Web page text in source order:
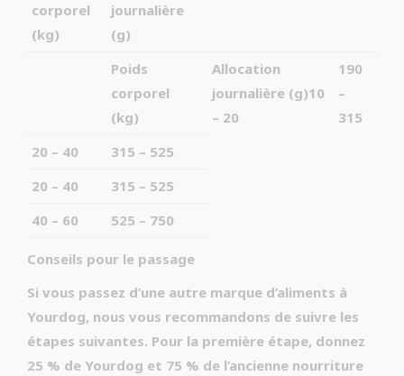
corporel
(kg)
journalière
(g)
Poids
corporel
(kg)
Allocation
journalière (g)10
– 20
190
–
315
20 – 40
315 – 525
20 – 40
315 – 525
40 – 60
525 – 750
Conseils pour le passage
Si vous passez d’une autre marque d’aliments à
Yourdog, nous vous recommandons de suivre les
étapes suivantes. Pour la première étape, donnez
25 % de Yourdog et 75 % de l’ancienne nourriture